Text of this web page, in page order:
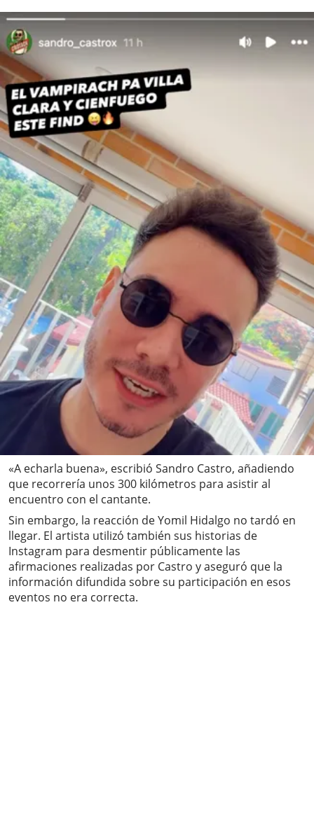
«A echarla buena», escribió Sandro Castro, añadiendo
que recorrería unos 300 kilómetros para asistir al
encuentro con el cantante.
Sin embargo, la reacción de Yomil Hidalgo no tardó en
llegar. El artista utilizó también sus historias de
Instagram para desmentir públicamente las
afirmaciones realizadas por Castro y aseguró que la
información difundida sobre su participación en esos
eventos no era correcta.